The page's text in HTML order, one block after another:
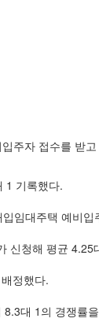
주자 접수를 받
1 기록했다.
임대주택 예비
신청해 평균 4.25
정했다.
대 1의 경쟁률